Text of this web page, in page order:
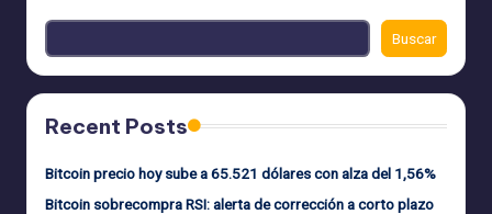
Buscar
Recent Posts
Bitcoin precio hoy sube a 65.521 dólares con alza del 1,56%
Bitcoin sobrecompra RSI: alerta de corrección a corto plazo